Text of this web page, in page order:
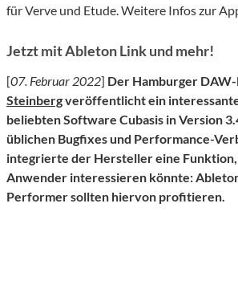
für Verve und Etude. Weitere Infos zur
Jetzt mit Ableton Link und mehr!
[07. Februar 2022] Der Hamburger
Steinbergveröffentlicht ein
beliebten Software Cubasis in Version
üblichen Bugfixes und Performance-
integrierte der Hersteller eine Funktion,
Anwender interessieren könnte:
Performer sollten hiervon profitieren.